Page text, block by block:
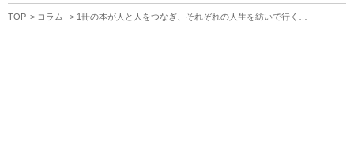
TOP コラム 1冊の本が人と人をつなぎ、それぞれの人生を紡いで行く…